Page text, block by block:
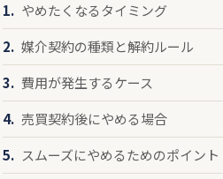
やめたくなるタイミング
媒介契約の種類と解約ルール
費用が発生するケース
売買契約後にやめる場合
スムーズにやめるためのポイント